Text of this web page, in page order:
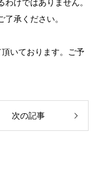
けではありません。
承ください。
いております。ご予
次の記事